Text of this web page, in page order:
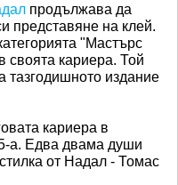
продължава да
представяне на клей.
"Мастърс
своята кариера. Той
тазгодишното издание
кариера в
а. Едва двама души
от Надал - Томас